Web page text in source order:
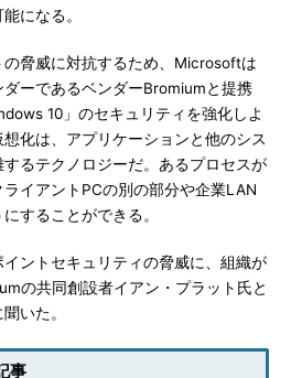
になる。
脅威に対抗するため、Microsoftは
ダーであるベンダーBromiumと提携
10」のセキュリティを強化しよ
化は、アプリケーションと他のシス
るテクノロジーだ。あるプロセスが
イアントPCの別の部分や企業LAN
することができる。
ントセキュリティの脅威に、組織が
の共同創設者イアン・プラット氏と
いた。
事